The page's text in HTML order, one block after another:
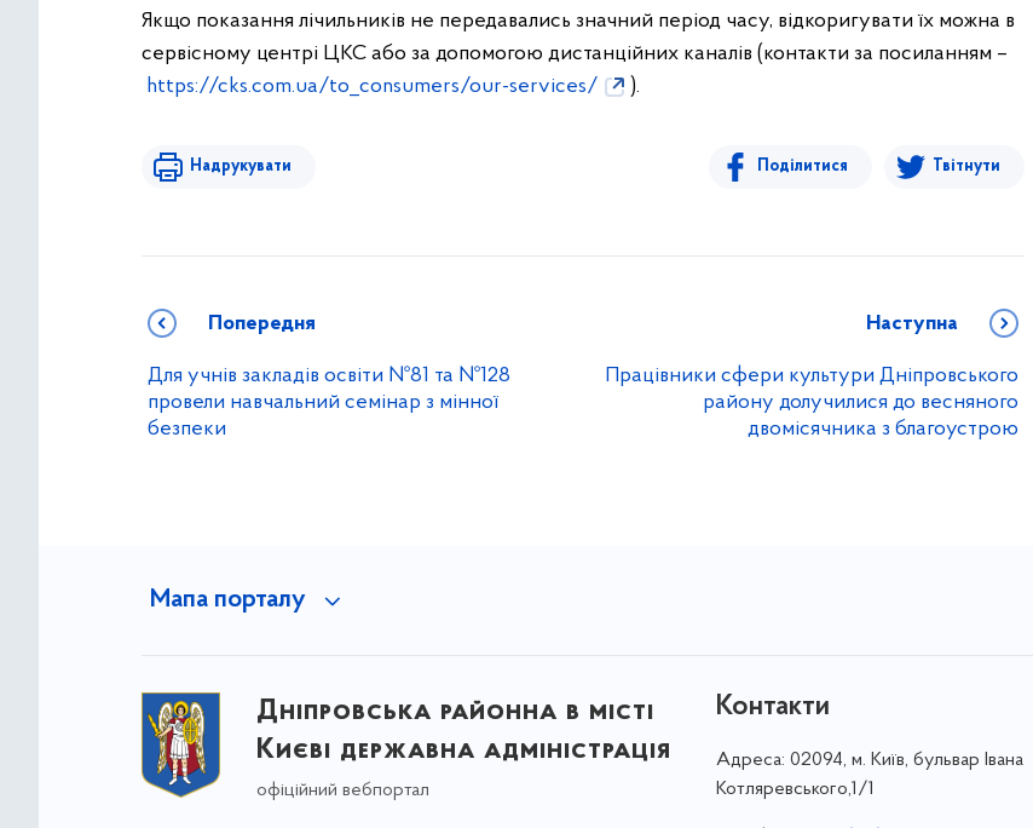
Якщо показання лічильників не передавались значний період часу, відкоригувати їх можна в
сервісному центрі ЦКС або за допомогою дистанційних каналів (контакти за посиланням –
https://cks.com.ua/to_consumers/our-services/
).
Надрукувати Поділитися Твітнути
Попередня
Для учнів закладів освіти №81 та №128
провели навчальний семінар з мінної
безпеки
Наступна
Працівники сфери культури Дніпровського
району долучилися до весняного
двомісячника з благоустрою
Мапа порталу
Дніпровська районна в місті
Києві державна адміністрація
офіційний вебпортал
Контакти
Адреса: 02094, м. Київ, бульвар Івана
Котляревського,1/1